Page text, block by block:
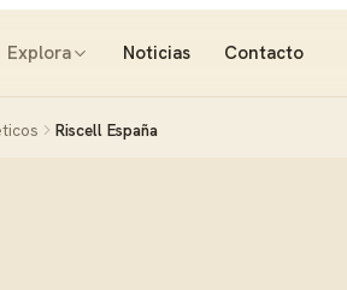
Explora Noticias Contacto
Riscell España